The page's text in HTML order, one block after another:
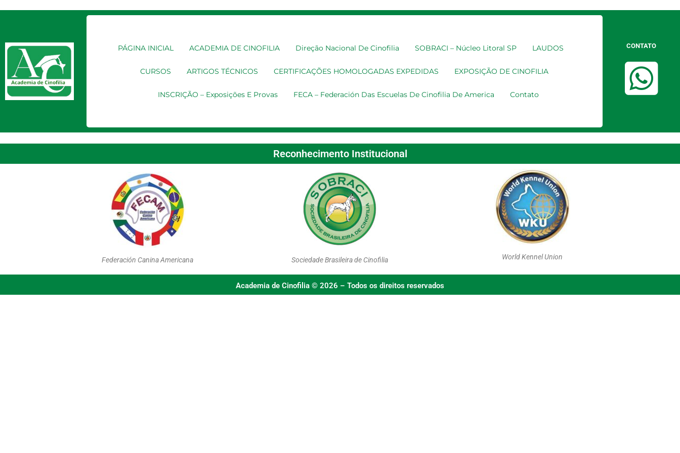
PÁGINA INICIAL ACADEMIA DE CINOFILIA Direção Nacional De Cinofilia SOBRACI – Núcleo Litoral SP LAUDOS
CURSOS ARTIGOS TÉCNICOS CERTIFICAÇÕES HOMOLOGADAS EXPEDIDAS EXPOSIÇÃO DE CINOFILIA
INSCRIÇÃO – Exposições E Provas FECA – Federación Das Escuelas De Cinofilia De America Contato
CONTATO
Reconhecimento Institucional
Federación Canina Americana Sociedade Brasileira de Cinofilia World Kennel Union
Academia de Cinofilia © 2026 – Todos os direitos reservados